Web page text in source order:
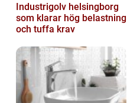
Industrigolv helsingborg
som klarar hög belastning
och tuffa krav